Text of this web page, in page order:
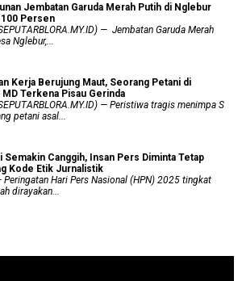
Jembatan Garuda Merah Putih di Nglebur
100 Persen
— Jembatan Garuda Merah
Nglebur,...
Kerja Berujung Maut, Seorang Petani di
Terkena Pisau Gerinda
— Peristiwa tragis menimpa S
petani asal...
Semakin Canggih, Insan Pers Diminta Tetap
Kode Etik Jurnalistik
Hari Pers Nasional (HPN) 2025 tingkat
dirayakan...